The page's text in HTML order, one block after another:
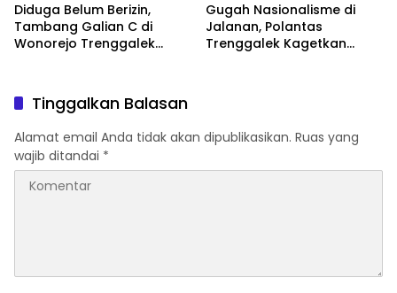
Diduga Belum Berizin,
Tambang Galian C di
Wonorejo Trenggalek
Gugah Nasionalisme di
Jalanan, Polantas
Trenggalek Kagetkan
Tinggalkan Balasan
Alamat email Anda tidak akan dipublikasikan. Ruas yang
wajib ditandai *